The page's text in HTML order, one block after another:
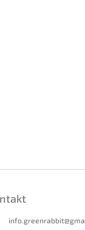
info.greenrabbit@